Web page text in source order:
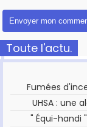
Toute l'actu.
Fumées
UHSA : une
" Équi-handi